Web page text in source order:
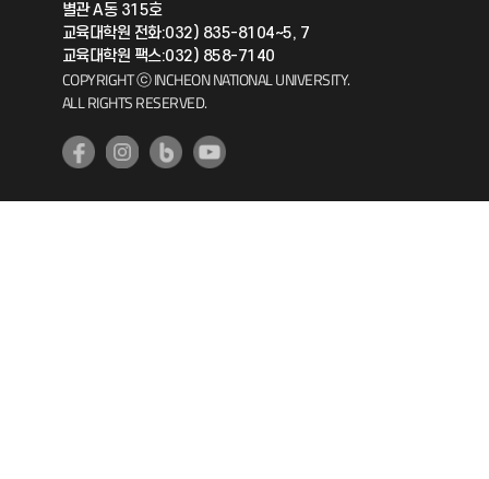
공자아카데미
기초교육원
별관 A동 315호
교육대학원 전화:032) 835-8104~5, 7
교육대학원 팩스:032) 858-7140
COPYRIGHT ⓒ INCHEON NATIONAL UNIVERSITY.
ALL RIGHTS RESERVED.